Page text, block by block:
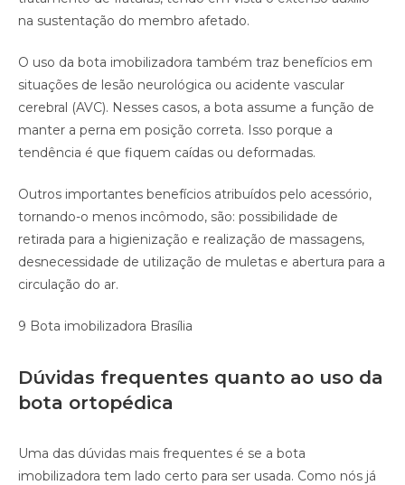
na sustentação do membro afetado.
O uso da bota imobilizadora também traz benefícios em
situações de lesão neurológica ou acidente vascular
cerebral (AVC). Nesses casos, a bota assume a função de
manter a perna em posição correta. Isso porque a
tendência é que fiquem caídas ou deformadas.
Outros importantes benefícios atribuídos pelo acessório,
tornando-o menos incômodo, são: possibilidade de
retirada para a higienização e realização de massagens,
desnecessidade de utilização de muletas e abertura para a
circulação do ar.
9 Bota imobilizadora Brasília
Dúvidas frequentes quanto ao uso da
bota ortopédica
Uma das dúvidas mais frequentes é se a bota
imobilizadora tem lado certo para ser usada. Como nós já